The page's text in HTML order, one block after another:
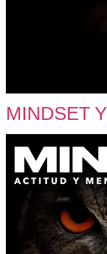
MINDSET